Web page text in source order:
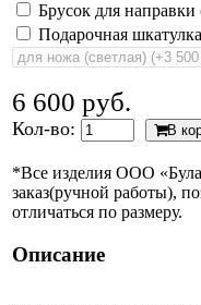
Брусок для направки
Подарочная шкатулка
6 600 руб.
Кол-во: В
*Все изделия ООО
заказ(ручной работы),
отличаться по размеру.
Описание